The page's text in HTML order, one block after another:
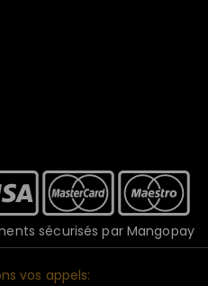
sécurisés par Mangopay
vos appels: